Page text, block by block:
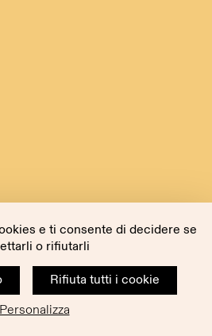
e ti consente di decidere se
o rifiutarli
Rifiuta tutti i cookie
Personalizza